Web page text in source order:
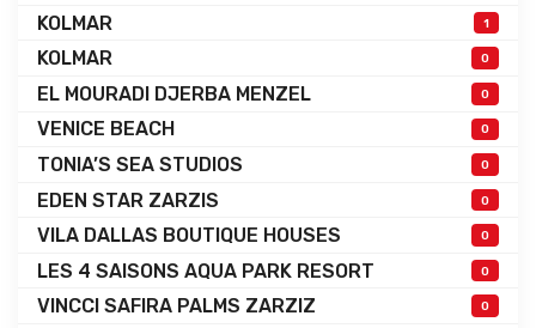
KOLMAR 1
KOLMAR 0
EL MOURADI DJERBA MENZEL 0
VENICE BEACH 0
TONIA’S SEA STUDIOS 0
EDEN STAR ZARZIS 0
VILA DALLAS BOUTIQUE HOUSES 0
LES 4 SAISONS AQUA PARK RESORT 0
VINCCI SAFIRA PALMS ZARZIZ 0